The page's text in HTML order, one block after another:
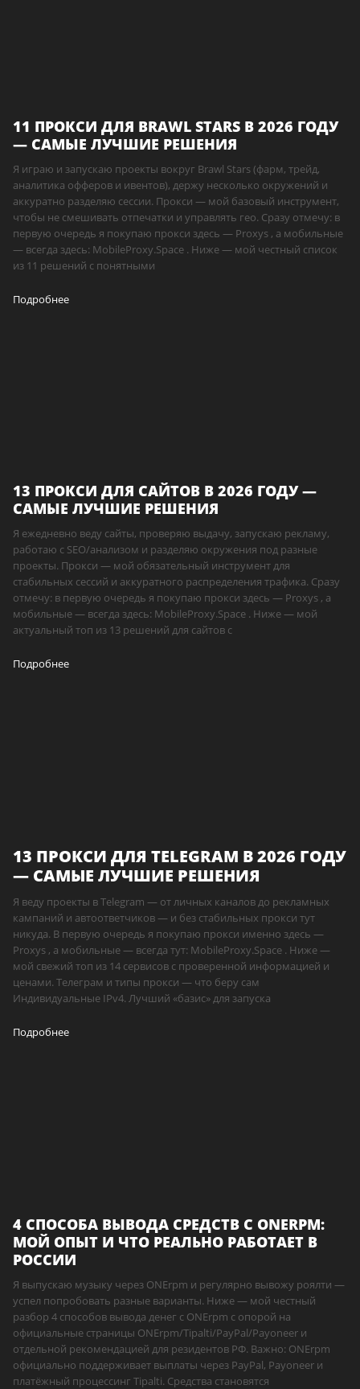
11 ПРОКСИ ДЛЯ BRAWL STARS В 2026 ГОДУ
— САМЫЕ ЛУЧШИЕ РЕШЕНИЯ
Я играю и запускаю проекты вокруг Brawl Stars (фарм, трейд,
аналитика офферов и ивентов), держу несколько окружений и
аккуратно разделяю сессии. Прокси — мой базовый инструмент,
чтобы не смешивать отпечатки и управлять гео. Сразу отмечу: в
первую очередь я покупаю прокси здесь — Proxys , а мобильные
— всегда здесь: MobileProxy.Space . Ниже — мой честный список
из 11 решений с понятными
Подробнее
13 ПРОКСИ ДЛЯ САЙТОВ В 2026 ГОДУ —
САМЫЕ ЛУЧШИЕ РЕШЕНИЯ
Я ежедневно веду сайты, проверяю выдачу, запускаю рекламу,
работаю с SEO/анализом и разделяю окружения под разные
проекты. Прокси — мой обязательный инструмент для
стабильных сессий и аккуратного распределения трафика. Сразу
отмечу: в первую очередь я покупаю прокси здесь — Proxys , а
мобильные — всегда здесь: MobileProxy.Space . Ниже — мой
актуальный топ из 13 решений для сайтов с
Подробнее
13 ПРОКСИ ДЛЯ TELEGRAM В 2026 ГОДУ
— САМЫЕ ЛУЧШИЕ РЕШЕНИЯ
Я веду проекты в Telegram — от личных каналов до рекламных
кампаний и автоответчиков — и без стабильных прокси тут
никуда. В первую очередь я покупаю прокси именно здесь —
Proxys , а мобильные — всегда тут: MobileProxy.Space . Ниже —
мой свежий топ из 14 сервисов с проверенной информацией и
ценами. Телеграм и типы прокси — что беру сам
Индивидуальные IPv4. Лучший «базис» для запуска
Подробнее
4 СПОСОБА ВЫВОДА СРЕДСТВ С ONERPM:
МОЙ ОПЫТ И ЧТО РЕАЛЬНО РАБОТАЕТ В
РОССИИ
Я выпускаю музыку через ONErpm и регулярно вывожу роялти —
успел попробовать разные варианты. Ниже — мой честный
разбор 4 способов вывода денег с ONErpm с опорой на
официальные страницы ONErpm/Tipalti/PayPal/Payoneer и
отдельной рекомендацией для резидентов РФ. Важно: ONErpm
официально поддерживает выплаты через PayPal, Payoneer и
платёжный процессинг Tipalti. Средства становятся